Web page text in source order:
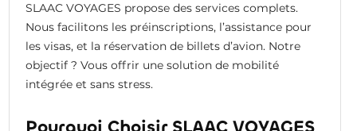
SLAAC VOYAGES propose des services complets.
Nous facilitons les préinscriptions, l’assistance pour
les visas, et la réservation de billets d’avion. Notre
objectif ? Vous offrir une solution de mobilité
intégrée et sans stress.